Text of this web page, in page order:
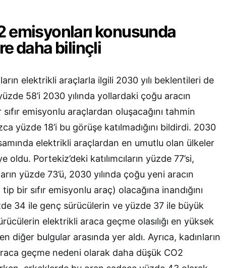
emisyonları konusunda
daha bilinçli
elektrikli araçlarla ilgili 2030 yılı beklentileri de
58’i 2030 yılında yollardaki çoğu aracın
emisyonlu araçlardan oluşacağını tahmin
yüzde 18’i bu görüşe katılmadığını bildirdi. 2030
elektrikli araçlardan en umutlu olan ülkeler
Portekiz’deki katılımcıların yüzde 77’si,
yüzde 73’ü, 2030 yılında çoğu yeni aracın
bir sıfır emisyonlu araç) olacağına inandığını
34 ile genç sürücülerin ve yüzde 37 ile büyük
elektrikli araca geçme olasılığı en yüksek
diğer bulgular arasında yer aldı. Ayrıca, kadınların
geçme nedeni olarak daha düşük CO2